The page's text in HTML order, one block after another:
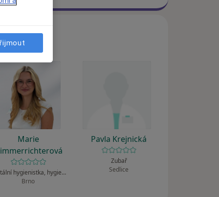
Marie
Dentální hygienistka, hygienista
Brno
Pavla Krejnická
Zubař
Sedlice